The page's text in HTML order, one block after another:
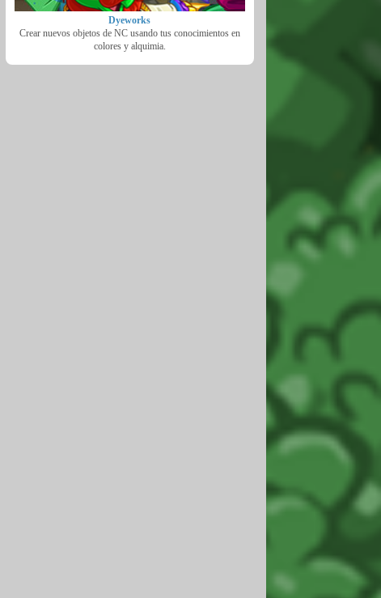
Dyeworks
Crear nuevos objetos de NC usando tus conocimientos en
colores y alquimia.